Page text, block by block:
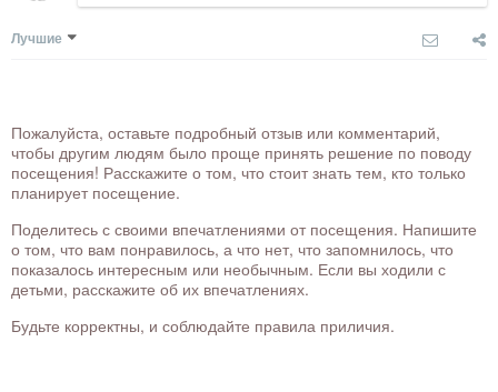
Лучшие
Пожалуйста, оставьте подробный отзыв или комментарий,
чтобы другим людям было проще принять решение по поводу
посещения! Расскажите о том, что стоит знать тем, кто только
планирует посещение.
Поделитесь с своими впечатлениями от посещения. Напишите
о том, что вам понравилось, а что нет, что запомнилось, что
показалось интересным или необычным. Если вы ходили с
детьми, расскажите об их впечатлениях.
Будьте корректны, и соблюдайте правила приличия.